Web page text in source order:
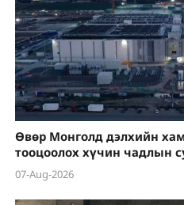
Өвөр Монголд дэлхийн
тооцоолох хүчин чадлын
07-Aug-2026